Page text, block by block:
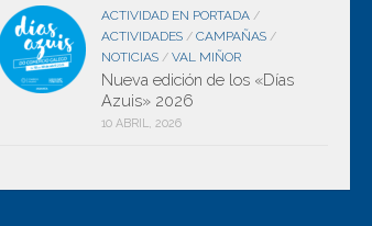
ACTIVIDAD EN PORTADA /
ACTIVIDADES / CAMPAÑAS /
NOTICIAS / VAL MIÑOR
Nueva edición de los «Días
Azuis» 2026
10 ABRIL, 2026